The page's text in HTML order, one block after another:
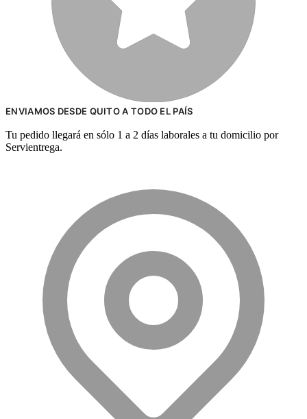
ENVIAMOS DESDE QUITO A TODO EL PAÍS
Tu pedido llegará en sólo 1 a 2 días laborales a tu domicilio por
Servientrega.